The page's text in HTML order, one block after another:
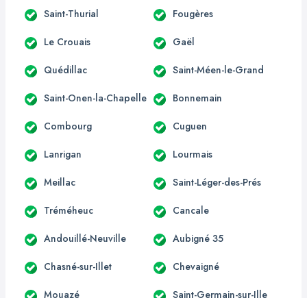
Saint-Thurial Fougères
Le Crouais Gaël
Quédillac Saint-Méen-le-Grand
Saint-Onen-la-Chapelle Bonnemain
Combourg Cuguen
Lanrigan Lourmais
Meillac Saint-Léger-des-Prés
Tréméheuc Cancale
Andouillé-Neuville Aubigné 35
Chasné-sur-Illet Chevaigné
Mouazé Saint-Germain-sur-Ille